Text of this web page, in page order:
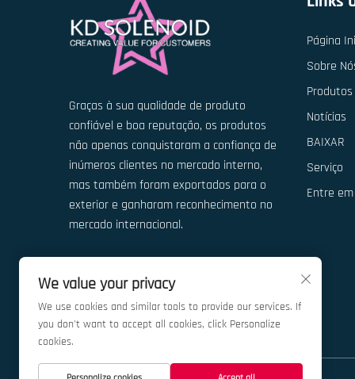
Graças à sua qualidade de produto
confiável e boa reputação, os produtos
não apenas conquistaram a confiança de
inúmeros clientes no mercado interno,
mas também foram exportados para o
exterior e ganharam reconhecimento no
mercado internacional.
Página
Sobre
Produtos
Notícias
BAIXAR
Serviço
Entre
We value your privacy
We use cookies and similar tools to provide our services. If
you don't want to accept all cookies, click Personalize
cookies.